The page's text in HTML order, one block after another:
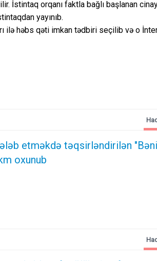
İstintaq orqanı faktla bağlı başlanan
yayınıb.
ilə həbs qəti imkan tədbiri seçilib və o
etməkdə təqsirləndirilən
oxunub